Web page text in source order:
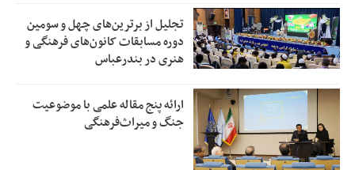
تجلیل از بر‌ترین‌های چهل و سومین
دوره مسابقات کانون‌های فرهنگی و
هنری در بندرعباس
ارائه پنج مقاله علمی با موضوعیت
جنگ و میراث‌فرهنگی